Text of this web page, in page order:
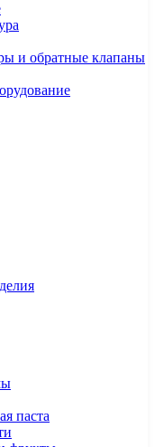
и обратные клапаны
паста